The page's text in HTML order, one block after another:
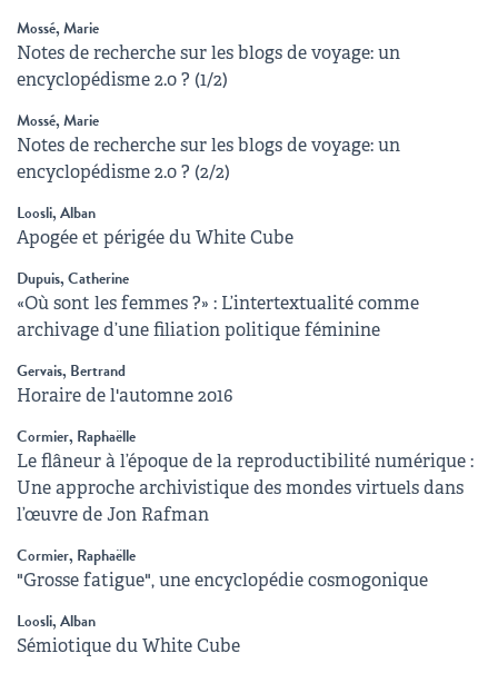
Mossé, Marie
Notes de recherche sur les blogs de voyage: un
encyclopédisme 2.0 ? (1/2)
Mossé, Marie
Notes de recherche sur les blogs de voyage: un
encyclopédisme 2.0 ? (2/2)
Loosli, Alban
Apogée et périgée du White Cube
Dupuis, Catherine
«Où sont les femmes ?» : L’intertextualité comme
archivage d’une filiation politique féminine
Gervais, Bertrand
Horaire de l'automne 2016
Cormier, Raphaëlle
Le flâneur à l’époque de la reproductibilité numérique :
Une approche archivistique des mondes virtuels dans
l’œuvre de Jon Rafman
Cormier, Raphaëlle
"Grosse fatigue", une encyclopédie cosmogonique
Loosli, Alban
Sémiotique du White Cube